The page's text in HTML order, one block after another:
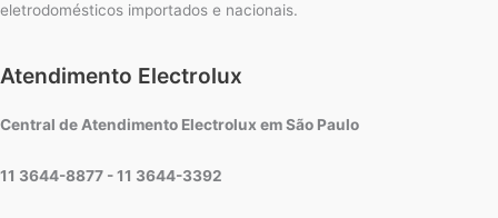
eletrodomésticos importados e nacionais.
Atendimento Electrolux
Central de Atendimento Electrolux em São Paulo
11 3644-8877 - 11 3644-3392